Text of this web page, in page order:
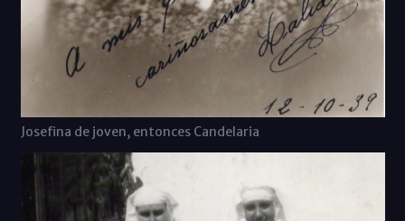
Josefina de joven, entonces Candelaria